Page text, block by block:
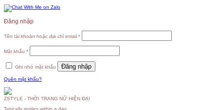
Đăng nhập
Tên tài khoản hoặc địa chỉ email *
Mật khẩu *
Ghi nhớ mật khẩu Đăng nhập
Quên mật khẩu?
ZSTYLE - THỜI TRANG NỮ HIỆN ĐẠI
Typically replies within a day